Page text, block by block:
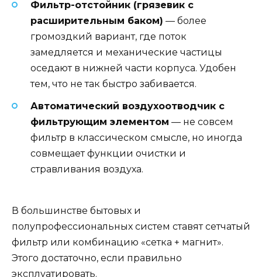
Фильтр-отстойник (грязевик с
расширительным баком) — более
громоздкий вариант, где поток
замедляется и механические частицы
оседают в нижней части корпуса. Удобен
тем, что не так быстро забивается.
Автоматический воздухоотводчик с
фильтрующим элементом — не совсем
фильтр в классическом смысле, но иногда
совмещает функции очистки и
стравливания воздуха.
В большинстве бытовых и
полупрофессиональных систем ставят сетчатый
фильтр или комбинацию «сетка + магнит».
Этого достаточно, если правильно
эксплуатировать.